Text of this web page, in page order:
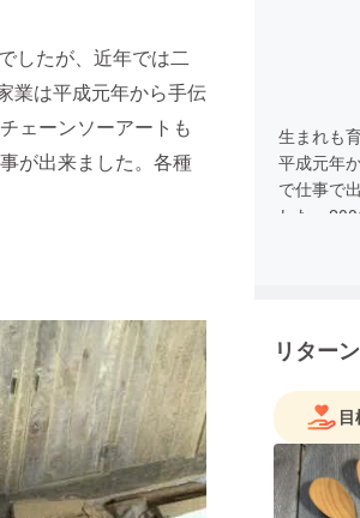
したが、近年では二
業は平成元年から手伝
ェーンソーアートも
が出来ました。各種
生まれも
平成元年
で仕事で
した。
木のカト
て発信し
リター